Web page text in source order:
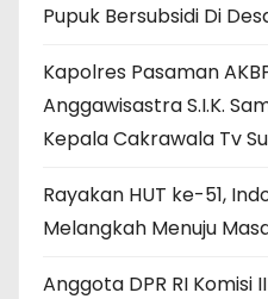
Pupuk Bersubsidi Di
Kapolres Pasaman
Anggawisastra S.I.K.
Kepala Cakrawala Tv
Rayakan HUT ke-51,
Melangkah Menuju
Anggota DPR RI Komisi